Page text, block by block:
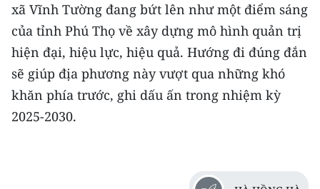
xã Vĩnh Tường đang bứt lên như một điểm sáng
của tỉnh Phú Thọ về xây dựng mô hình quản trị
hiện đại, hiệu lực, hiệu quả. Hướng đi đúng đắn
sẽ giúp địa phương này vượt qua những khó
khăn phía trước, ghi dấu ấn trong nhiệm kỳ
2025-2030.